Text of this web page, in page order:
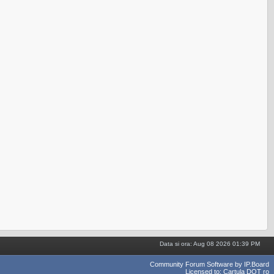
Data si ora: Aug 08 2026 01:39 PM
Community Forum Software by IP.Board
Licensed to: Cartula DOT ro